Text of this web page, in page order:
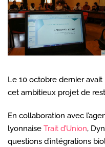
Le 10 octobre dernier
cet ambitieux projet de
En collaboration avec
lyonnaise Trait d’Union,
questions d’intégrations